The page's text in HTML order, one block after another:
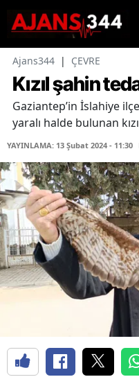
Ajans344 | ÇEVRE
Kızıl şahin
Gaziantep’in İslahiye
yaralı halde bulunan
YAYINLAMA: 13 Şubat 2024 - 11:30